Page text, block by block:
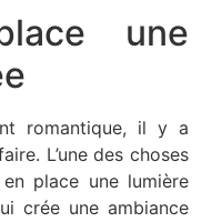
une
romantique, il y a
L’une des choses
place une lumière
crée une ambiance